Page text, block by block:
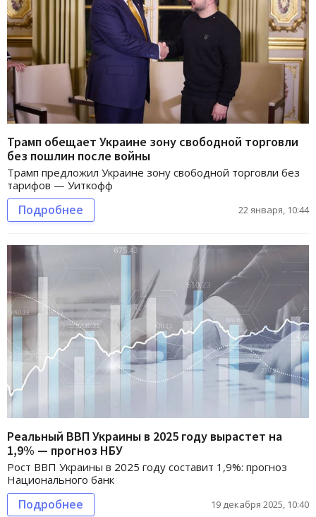
Трамп обещает Украине зону свободной торговли
без пошлин после войны
Трамп предложил Украине зону свободной торговли без
тарифов — Уиткофф
Подробнее 22 января, 10:44
Реальный ВВП Украины в 2025 году вырастет на
1,9% — прогноз НБУ
Рост ВВП Украины в 2025 году составит 1,9%: прогноз
Национального банк
Подробнее 19 декабря 2025, 10:40